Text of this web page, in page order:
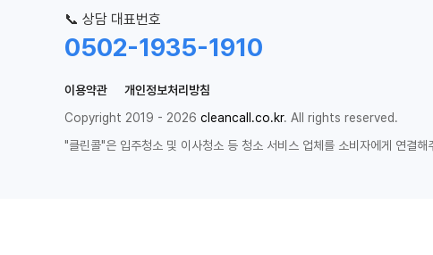
📞 상담 대표번호
0502-1935-1910
이용약관
개인정보처리방침
Copyright 2019 - 2026 cleancall.co.kr. All rights reserved.
"클린콜"은 입주청소 및 이사청소 등 청소 서비스 업체를 소비자에게 연결